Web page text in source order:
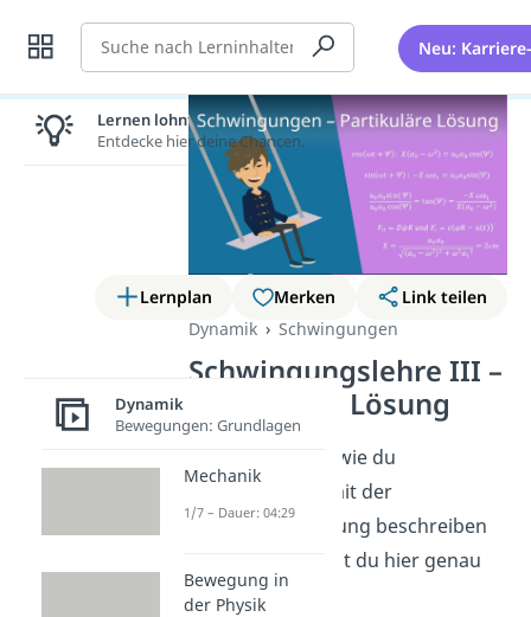
Suche Neu:
Lernplan Merken
Link teilen
Dynamik
Schwingungen
Schwingungslehre III –
Partikuläre Lösung
Du willst wissen wie du
Schwingungen mit der
partikulären Lösung beschreiben
kannst? Dann bist du hier genau
richtig!
Lernen lohnt sich!
Entdecke hier deine Chancen.
Dynamik
Bewegungen: Grundlagen
Mechanik
1/7 – Dauer: 04:29
Bewegung in
der Physik